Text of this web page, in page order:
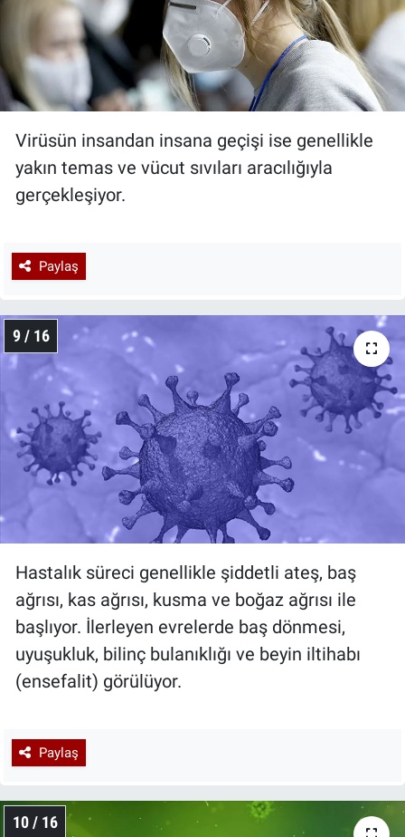
Virüsün insandan insana geçişi ise genellikle
yakın temas ve vücut sıvıları aracılığıyla
gerçekleşiyor.
Paylaş
9 / 16
Hastalık süreci genellikle şiddetli ateş, baş
ağrısı, kas ağrısı, kusma ve boğaz ağrısı ile
başlıyor. İlerleyen evrelerde baş dönmesi,
uyuşukluk, bilinç bulanıklığı ve beyin iltihabı
(ensefalit) görülüyor.
Paylaş
10 / 16